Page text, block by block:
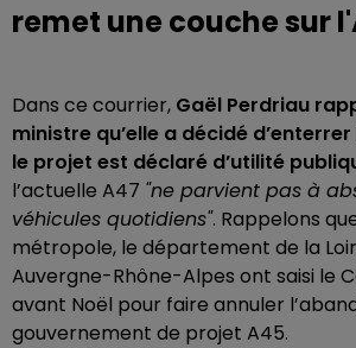
remet une couche sur
Dans ce courrier, Gaël Perdriau
ministre qu’elle a décidé d’enterrer
le projet est déclaré d’utilité
l’actuelle A47 "ne parvient pas à
véhicules quotidiens". Rappelons
métropole, le département de la
Auvergne-Rhône-Alpes ont saisi le
avant Noël pour faire annuler
gouvernement de projet A45.